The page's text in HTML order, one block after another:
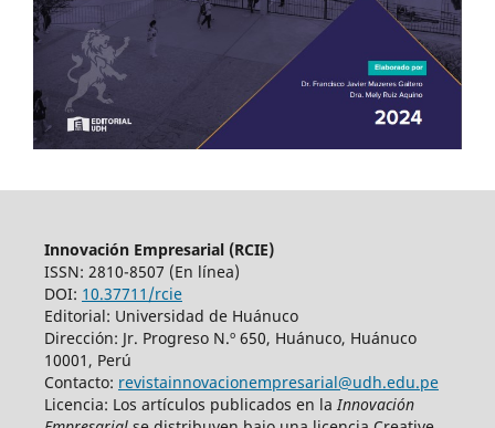
Innovación Empresarial (RCIE)
ISSN: 2810-8507 (En línea)
DOI: 10.37711/rcie
Editorial: Universidad de Huánuco
Dirección: Jr. Progreso N.º 650, Huánuco, Huánuco
10001, Perú
Contacto: revistainnovacionempresarial@udh.edu.pe
Licencia: Los artículos publicados en la Innovación